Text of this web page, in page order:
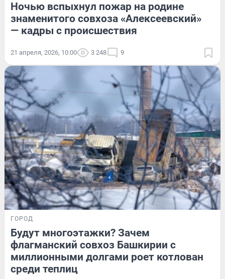
Ночью вспыхнул пожар на родине
знаменитого совхоза «Алексеевский»
— кадры с происшествия
21 апреля, 2026, 10:00 3 248 9
ГОРОД
Будут многоэтажки? Зачем
флагманский совхоз Башкирии с
миллионными долгами роет котлован
среди теплиц